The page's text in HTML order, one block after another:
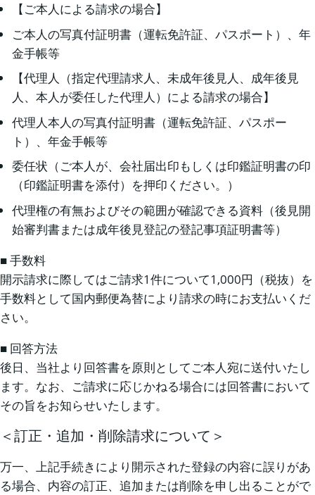
【ご本人による請求の場合】
ご本人の写真付証明書（運転免許証、パスポート）、年
金手帳等
【代理人（指定代理請求人、未成年後見人、成年後見
人、本人が委任した代理人）による請求の場合】
代理人本人の写真付証明書（運転免許証、パスポー
ト）、年金手帳等
委任状（ご本人が、会社届出印もしくは印鑑証明書の印
（印鑑証明書を添付）を押印ください。）
代理権の有無およびその範囲が確認できる資料（後見開
始審判書または成年後見登記の登記事項証明書等）
■ 手数料
開示請求に際してはご請求1件について1,000円（税抜）を
手数料として国内郵便為替により請求の時にお支払いくだ
さい。
■ 回答方法
後日、当社より回答書を原則としてご本人宛に送付いたし
ます。なお、ご請求に応じかねる場合には回答書において
その旨をお知らせいたします。
＜訂正・追加・削除請求について＞
万一、上記手続きにより開示された登録の内容に誤りがあ
る場合、内容の訂正、追加または削除を申し出ることがで